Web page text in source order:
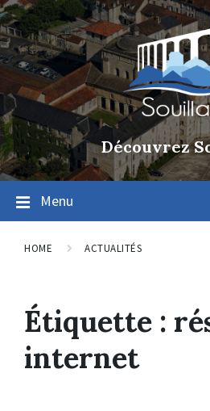
Découvrez
Menu
HOME ACTUALITÉS
Étiquette :
internet